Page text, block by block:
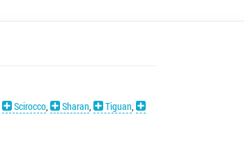
Scirocco, Sharan, Tiguan,